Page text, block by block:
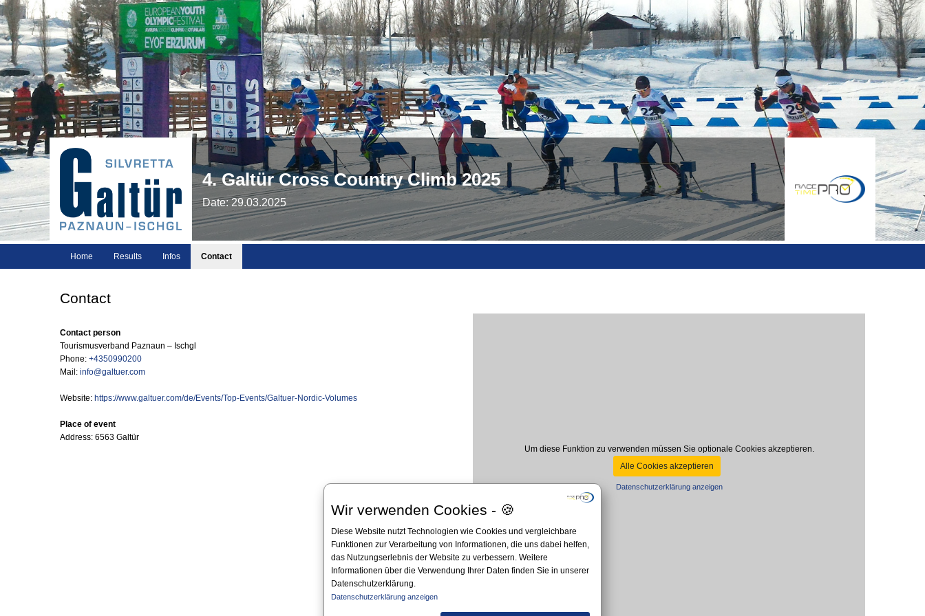
Wir verwenden Cookies - 🍪
Diese Website nutzt Technologien wie Cookies und vergleichbare
Funktionen zur Verarbeitung von Informationen, die uns dabei helfen,
das Nutzungserlebnis der Website zu verbessern. Weitere
Informationen über die Verwendung Ihrer Daten finden Sie in unserer
Datenschutzerklärung.
Datenschutzerklärung anzeigen
4. Galtür Cross Country Climb 2025
Date: 29.03.2025
Home Results Infos Contact
Contact
Contact person
Tourismusverband Paznaun – Ischgl
Phone: +4350990200
Mail: info@galtuer.com
Website: https://www.galtuer.com/de/Events/Top-Events/Galtuer-Nordic-Volumes
Place of event
Address: 6563 Galtür
Um diese Funktion zu verwenden müssen Sie optionale Cookies akzeptieren.
Alle Cookies akzeptieren
Datenschutzerklärung anzeigen